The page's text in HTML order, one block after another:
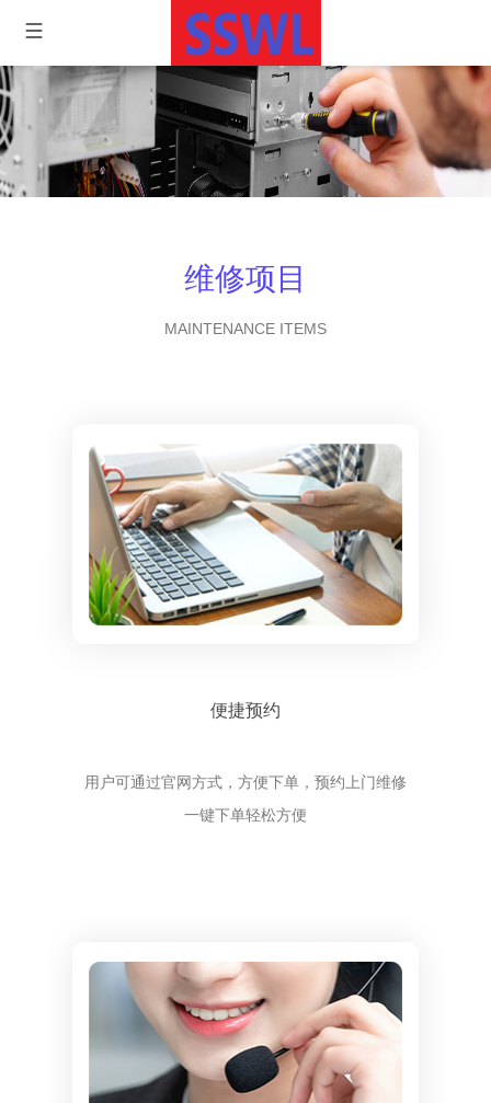
维修项目
MAINTENANCE ITEMS
便捷预约
用户可通过官网方式，方便下单，预约上门维修
一键下单轻松方便